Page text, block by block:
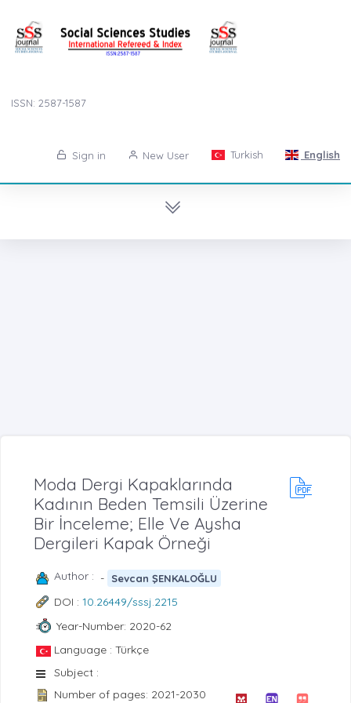
ISSN: 2587-1587
Sign in New User Turkish English
Moda Dergi Kapaklarında
Kadının Beden Temsili Üzerine
Bir İnceleme; Elle Ve Aysha
Dergileri Kapak Örneği
Author : - Sevcan ŞENKALOĞLU
DOI : 10.26449/sssj.2215
Year-Number: 2020-62
Language : Türkçe
Subject :
Number of pages: 2021-2030